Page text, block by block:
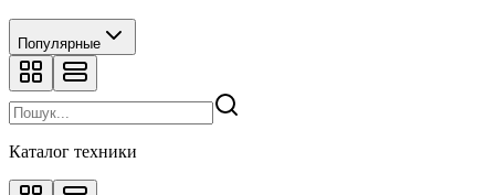
Популярные
Каталог техники